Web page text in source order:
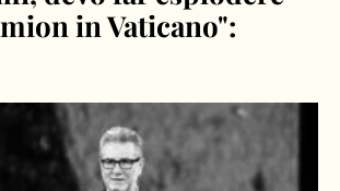
in Vaticano":